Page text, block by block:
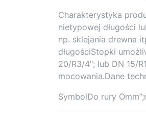
Charakterystyka
nietypowej długości
np. sklejania drewna
długościStopki
20/R3/4″; lub DN 15/
mocowania.Dane
SymbolDo rury